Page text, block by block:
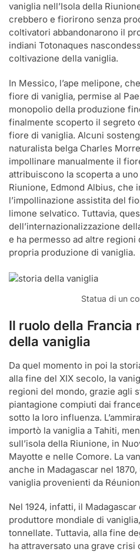
vaniglia nell’Isola della
crebbero e fiorirono senza
coltivatori abbandonarono il
indiani Totonaques
coltivazione della vaniglia.
In Messico, l’ape melipone,
fiore di vaniglia, permise al
monopolio della produzione
finalmente scoperto il segreto
fiore di vaniglia. Alcuni
naturalista belga Charles
impollinare manualmente il
attribuiscono la scoperta a
Riunione, Edmond Albius, che
l’impollinazione assistita del
limone selvatico. Tuttavia,
dell’internazionalizzazione
e ha permesso ad altre regioni
propria produzione di vaniglia.
Statua di un
Il ruolo della Francia
della vaniglia
Da quel momento in poi la
alla fine del XIX secolo, la
regioni del mondo, grazie agli
piantagione compiuti dai
sotto la loro influenza.
importò la vaniglia a Tahiti,
sull’isola della Riunione, in
Mayotte e nelle Comore. La
anche in Madagascar nel
vaniglia provenienti da
Nel 1924, infatti, il
produttore mondiale di
tonnellate. Tuttavia, alla fine
ha attraversato una grave crisi